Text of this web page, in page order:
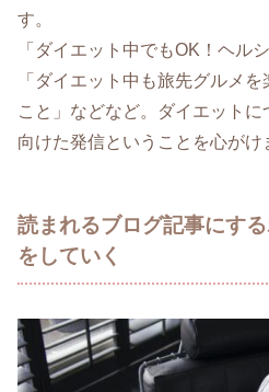
す。
「ダイエット中でもOK！ヘル
「ダイエット中も旅先グルメ
こと」などなど。ダイエット
向けた発信ということを心がけ
読まれるブログ記事にす
をしていく